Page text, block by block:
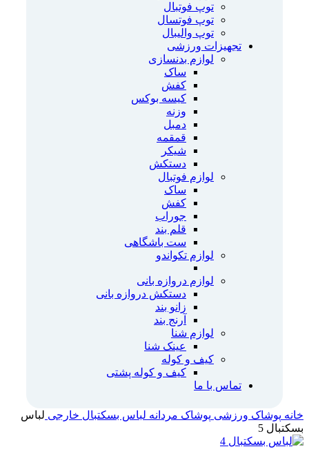
توپ فوتبال
توپ فوتسال
توپ والیبال
تجهیزات ورزشی
لوازم بدنسازی
ساک
کفش
کیسه بوکس
وزنه
دمبل
قمقمه
شیکر
دستکش
لوازم فوتبال
ساک
کفش
جوراب
قلم بند
ست باشگاهی
لوازم تکواندو
لوازم دروازه بانی
دستکش دروازه بانی
زانو بند
آرنج بند
لوازم شنا
عینک شنا
کیف و کوله
کیف و کوله پشتی
تماس با ما
خانه پوشاک ورزشی پوشاک مردانه لباس بسکتبال خارجی لباس
بسکتبال 5